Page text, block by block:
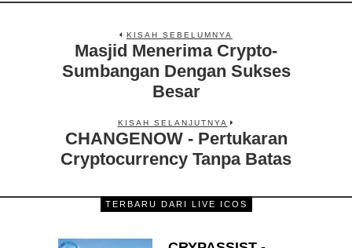
KISAH SEBELUMNYA
Masjid Menerima Crypto-
Sumbangan Dengan Sukses
Besar
KISAH SELANJUTNYA
CHANGENOW - Pertukaran
Cryptocurrency Tanpa Batas
TERBARU DARI LIVE ICOS